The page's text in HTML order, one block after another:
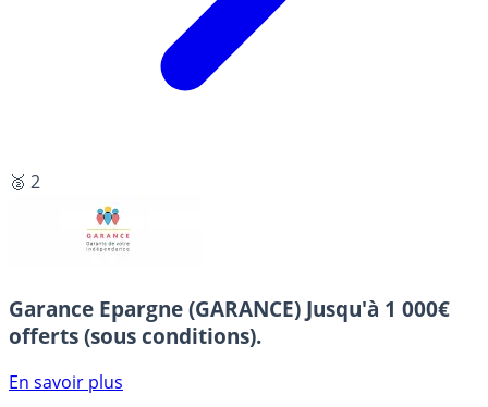
🥈 2
Garance Epargne (GARANCE) Jusqu'à 1 000€
offerts (sous conditions).
En savoir plus